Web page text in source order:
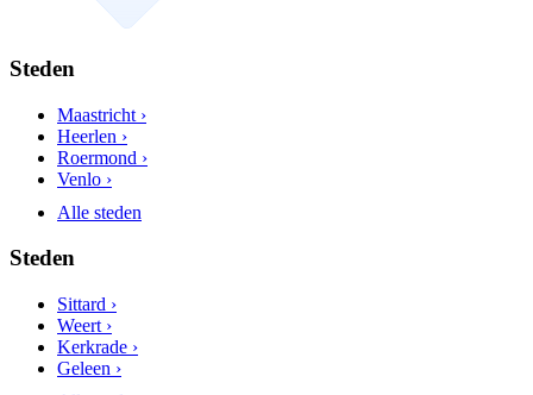
Steden
Maastricht ›
Heerlen ›
Roermond ›
Venlo ›
Alle steden
Steden
Sittard ›
Weert ›
Kerkrade ›
Geleen ›